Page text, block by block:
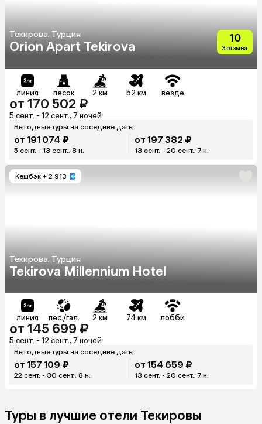
Текирова, Турция
Orion Apart Tekirova
10
3 отзыва
линия песок 2 км 52 км везде
от 170 502 ₽
5 сент. - 12 сент., 7 ночей
Выгодные туры на соседние даты
от 191 074 ₽
5 сент. - 13 сент., 8 н.
от 197 382 ₽
13 сент. - 20 сент., 7 н.
Кешбэк + 2 913
Текирова, Турция
Tekirova Millennium Hotel
линия пес./гал. 2 км 74 км лобби
от 145 699 ₽
5 сент. - 12 сент., 7 ночей
Выгодные туры на соседние даты
от 157 109 ₽
22 сент. - 30 сент., 8 н.
от 154 659 ₽
13 сент. - 20 сент., 7 н.
Туры в лучшие отели Текировы